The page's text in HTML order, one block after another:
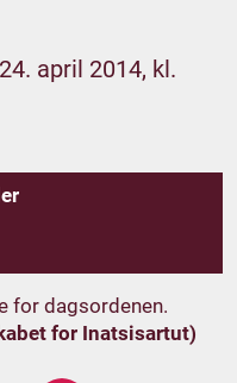
april 2014, kl.
for dagsordenen.
for Inatsisartut)